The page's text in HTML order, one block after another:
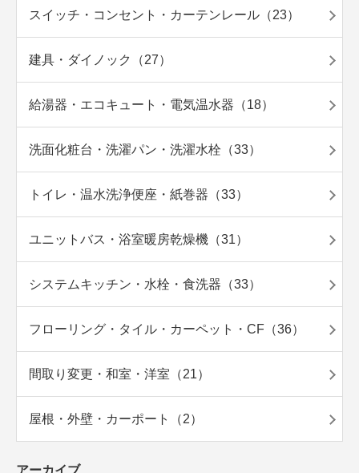
スイッチ・コンセント・カーテンレール（23）
建具・ダイノック（27）
給湯器・エコキュート・電気温水器（18）
洗面化粧台・洗濯パン・洗濯水栓（33）
トイレ・温水洗浄便座・紙巻器（33）
ユニットバス・浴室暖房乾燥機（31）
システムキッチン・水栓・食洗器（33）
フローリング・タイル・カーペット・CF（36）
間取り変更・和室・洋室（21）
屋根・外壁・カーポート（2）